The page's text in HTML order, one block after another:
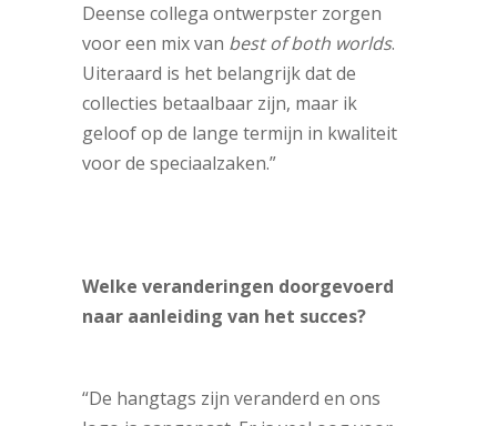
Deense collega ontwerpster zorgen
voor een mix van best of both worlds.
Uiteraard is het belangrijk dat de
collecties betaalbaar zijn, maar ik
geloof op de lange termijn in kwaliteit
voor de speciaalzaken.”
Welke veranderingen doorgevoerd
naar aanleiding van het succes?
“De hangtags zijn veranderd en ons